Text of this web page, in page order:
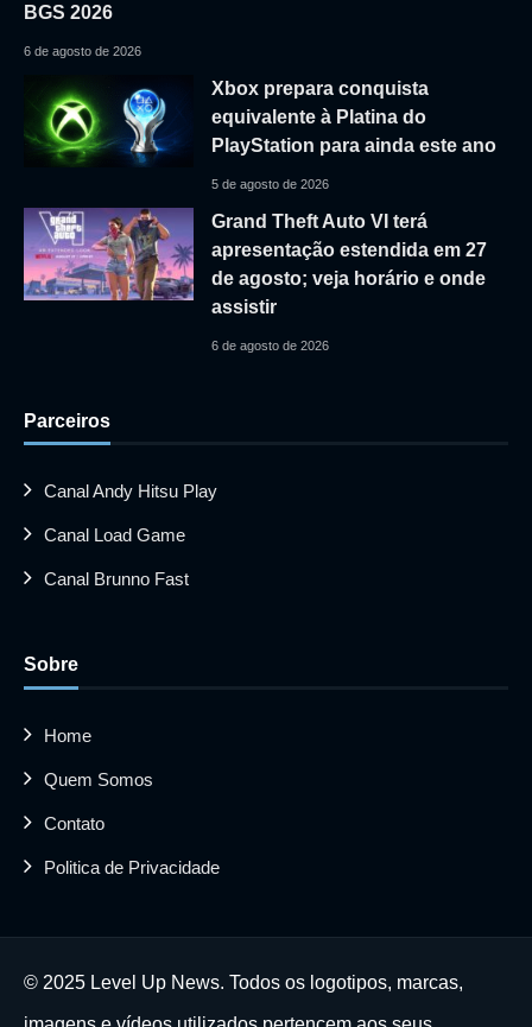
BGS 2026
6 de agosto de 2026
Xbox prepara conquista
equivalente à Platina do
PlayStation para ainda este ano
5 de agosto de 2026
Grand Theft Auto VI terá
apresentação estendida em 27
de agosto; veja horário e onde
assistir
6 de agosto de 2026
Parceiros
Canal Andy Hitsu Play
Canal Load Game
Canal Brunno Fast
Sobre
Home
Quem Somos
Contato
Politica de Privacidade
© 2025 Level Up News. Todos os logotipos, marcas,